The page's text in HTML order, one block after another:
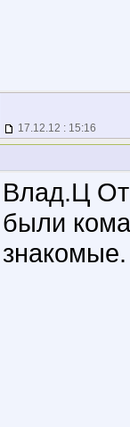
17.12.12 : 15:16
Влад.Ц
были
знакомые.